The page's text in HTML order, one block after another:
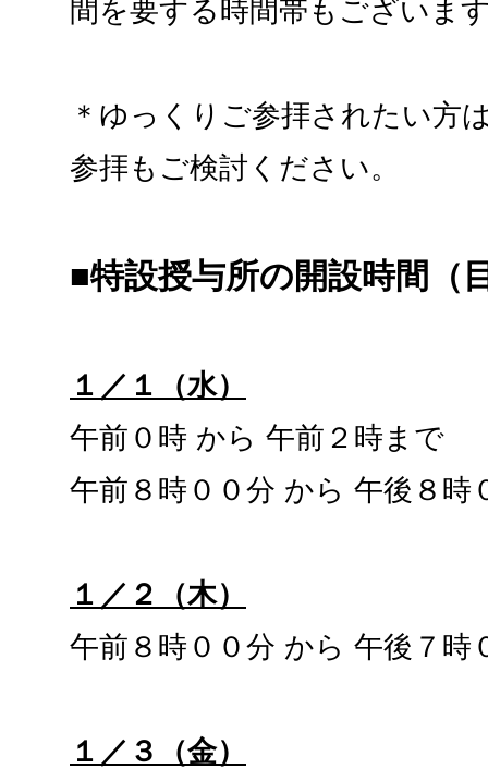
間を要する時間帯もございま
＊ゆっくりご参拝されたい方
参拝もご検討ください。
■特設授与所の開設時間（
１／１（水）
午前０時 から 午前２時まで
午前８時００分 から 午後８時
１／２（木）
午前８時００分 から 午後７時
１／３（金）